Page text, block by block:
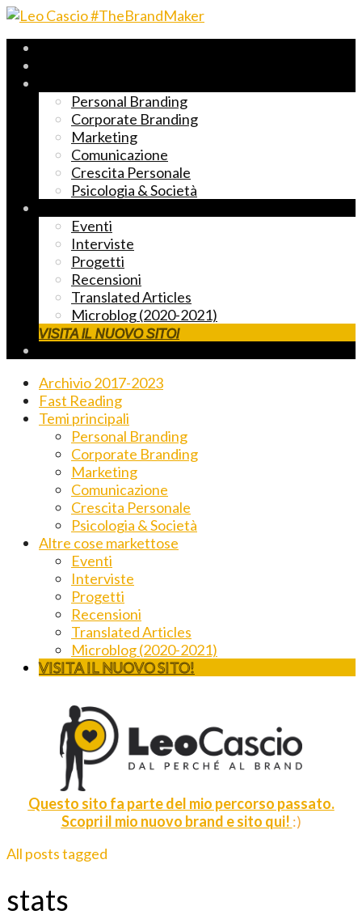
Personal Branding
Corporate Branding
Marketing
Comunicazione
Crescita Personale
Psicologia & Società
Eventi
Interviste
Progetti
Recensioni
Translated Articles
Microblog (2020-2021)
VISITA IL NUOVO SITO!
Archivio 2017-2023
Fast Reading
Temi principali
Personal Branding
Corporate Branding
Marketing
Comunicazione
Crescita Personale
Psicologia & Società
Altre cose markettose
Eventi
Interviste
Progetti
Recensioni
Translated Articles
Microblog (2020-2021)
VISITA IL NUOVO SITO!
Questo sito fa parte del mio percorso passato.
Scopri il mio nuovo brand e sito qui! :)
All posts tagged
stats